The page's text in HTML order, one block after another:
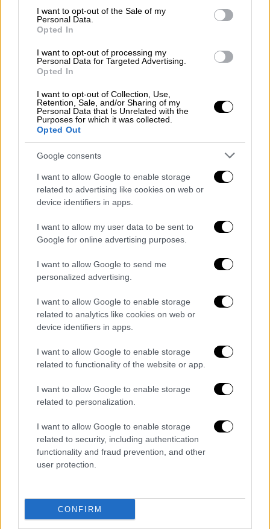
consent section.
I want to opt-out of the Sale of my
Personal Data.
Opted In
I want to opt-out of processing my
Personal Data for Targeted Advertising.
Opted In
I want to opt-out of Collection, Use,
Retention, Sale, and/or Sharing of my
Personal Data that Is Unrelated with the
Purposes for which it was collected.
Opted Out
Google consents
I want to allow Google to enable storage
related to advertising like cookies on web or
device identifiers in apps.
I want to allow my user data to be sent to
Google for online advertising purposes.
I want to allow Google to send me
personalized advertising.
I want to allow Google to enable storage
related to analytics like cookies on web or
device identifiers in apps.
I want to allow Google to enable storage
related to functionality of the website or app.
I want to allow Google to enable storage
related to personalization.
I want to allow Google to enable storage
related to security, including authentication
functionality and fraud prevention, and other
user protection.
CONFIRM
υπολογίζονται ως μία). Μόλις τρεις από
τις προηγούμενες δώδεκα έχασε στον
πρώτο της τελικό στη διοργάνωση: η
Γιουγκοσλαβίατο 1960, τοΒέλγιοτο
Δύο χαμένους τελικούς έχει η
Ιταλία
2000 και το 2012) σεEuro . Η
Γερμανία
και η Σοβιετική Ενωση
περισσότερες ήττες με τρεις χαμένους
ευρωπαϊκούς τελικούς.
Για έκτη φορά στην ιστορία των Euro
χώρα που φιλοξενεί τον τελικό φτάνει
μέχρι το παιχνίδι που κρίνει τον τίτλο.
Και τις δύο τελευταίες φορές που
συνέβη αυτό, η οικοδέσποινα έχασε: η
2016. Τις τρεις προηγούμενες όμως η
οικοδέσποινα νίκησε: Η
ηΙταλίατο 1968 και ηΓαλλία
το 1984.
ΗΙταλίαδεν έχει χάσει ποτέ από την
Αγγλίασε μεγάλο τουρνουά με
απολογισμό τρεις νίκες και μια
ισοπαλία: 1-0 στο Euro του 1980 με γκολ
, 2-1 στον μικρό τελικό
του Μουντιάλ του 1990, 0-0 στο Euro
του 2012 προτού προκριθεί στη
διαδικασία των πέναλτι και τελευταία
φορά στο Μουντιάλ του 2014 και πάλι
με 2-1 στην πρεμιέρα των ομίλων, απ'
όπου όμως αμφότερες απέτυχαν να
Αγγλίαέχει νικήσει μόλις δύο από τις
τελευταίες 14 αναμετρήσεις με την